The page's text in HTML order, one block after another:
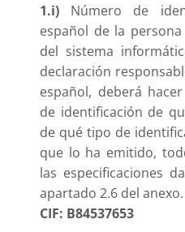
1.i) Número de
español de la
del sistema
declaración
español, deberá
de identificación de
de qué tipo de
que lo ha emitido,
las especificaciones
apartado 2.6 del anexo.
CIF: B84537653